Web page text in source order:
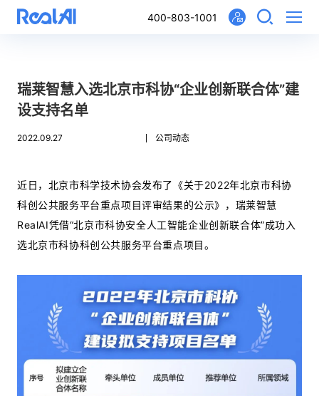
400-803-1001
瑞莱智慧入选北京市科协“企业创新联合体”建
设支持名单
2022.09.27 公司动态
近日，北京市科学技术协会发布了《关于2022年北京市科协
科创公共服务平台重点项目评审结果的公示》，瑞莱智慧
RealAI凭借“北京市科协安全人工智能企业创新联合体”成功入
选北京市科协科创公共服务平台重点项目。